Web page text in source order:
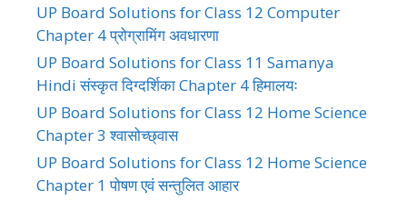
UP Board Solutions for Class 12 Computer
Chapter 4 प्रोग्रामिंग अवधारणा
UP Board Solutions for Class 11 Samanya
Hindi संस्कृत दिग्दर्शिका Chapter 4 हिमालयः
UP Board Solutions for Class 12 Home Science
Chapter 3 श्वासोच्छ्वास
UP Board Solutions for Class 12 Home Science
Chapter 1 पोषण एवं सन्तुलित आहार